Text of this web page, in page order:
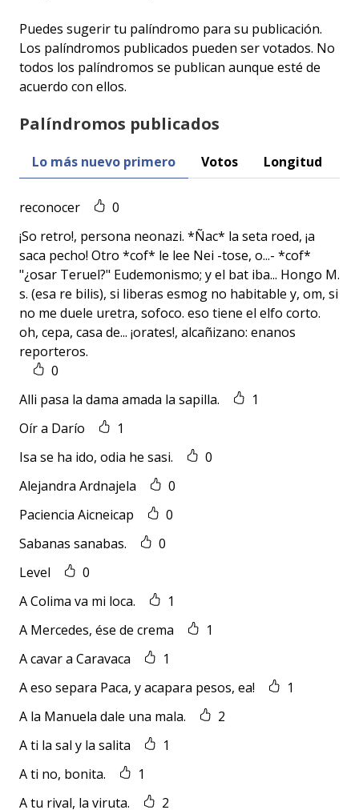
Puedes sugerir tu palíndromo para su publicación.
Los palíndromos publicados pueden ser votados. No
todos los palíndromos se publican aunque esté de
acuerdo con ellos.
Palíndromos publicados
Lo más nuevo primero Votos Longitud
reconocer
0
¡So retro!, persona neonazi. *Ñac* la seta roed, ¡a
saca pecho! Otro *cof* le lee Nei -tose, o...- *cof*
"¿osar Teruel?" Eudemonismo; y el bat iba... Hongo M.
s. (esa re bilis), si liberas esmog no habitable y, om, si
no me duele uretra, sofoco. eso tiene el elfo corto.
oh, cepa, casa de... ¡orates!, alcañizano: enanos
reporteros.
0
Alli pasa la dama amada la sapilla.
1
Oír a Darío
1
Isa se ha ido, odia he sasi.
0
Alejandra Ardnajela
0
Paciencia Aicneicap
0
Sabanas sanabas.
0
Level
0
A Colima va mi loca.
1
A Mercedes, ése de crema
1
A cavar a Caravaca
1
A eso separa Paca, y acapara pesos, ea!
1
A la Manuela dale una mala.
2
A ti la sal y la salita
1
A ti no, bonita.
1
A tu rival, la viruta.
2